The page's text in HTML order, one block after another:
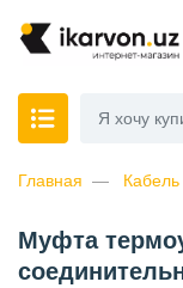
Главная
Муфта